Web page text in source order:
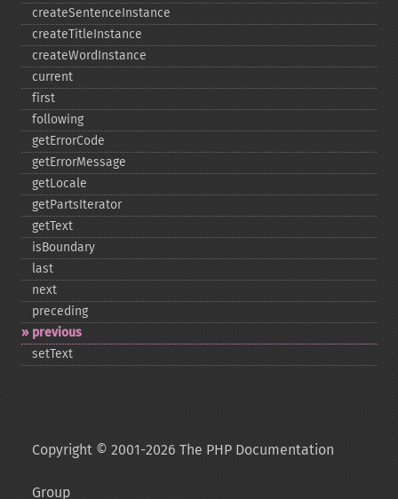
createSentenceInstance
createTitleInstance
createWordInstance
current
first
following
getErrorCode
getErrorMessage
getLocale
getPartsIterator
getText
isBoundary
last
next
preceding
previous
setText
Copyright © 2001-2026 The PHP Documentation
Group